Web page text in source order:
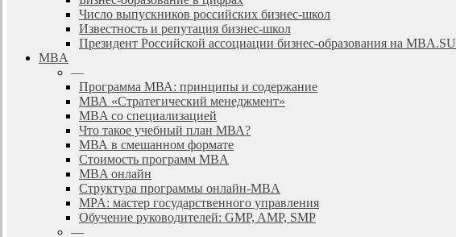
Число выпускников российских бизнес-школ
Известность и репутация бизнес-школ
Президент Российской ассоциации бизнес-образования на MBA.SU
MBA
—
Программа МВА: принципы и содержание
МВА «Cтратегический менеджмент»
MBA со специализацией
Что такое учебный план МВА?
МВА в смешанном формате
Стоимость программ MBA
MBA онлайн
Cтруктура программы онлайн-MBA
MPA: мастер государственного управления
Обучение руководителей: GMP, AMP, SMP
—